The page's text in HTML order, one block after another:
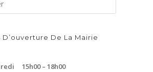
D’ouverture De La Mairie
15h00 – 18h00